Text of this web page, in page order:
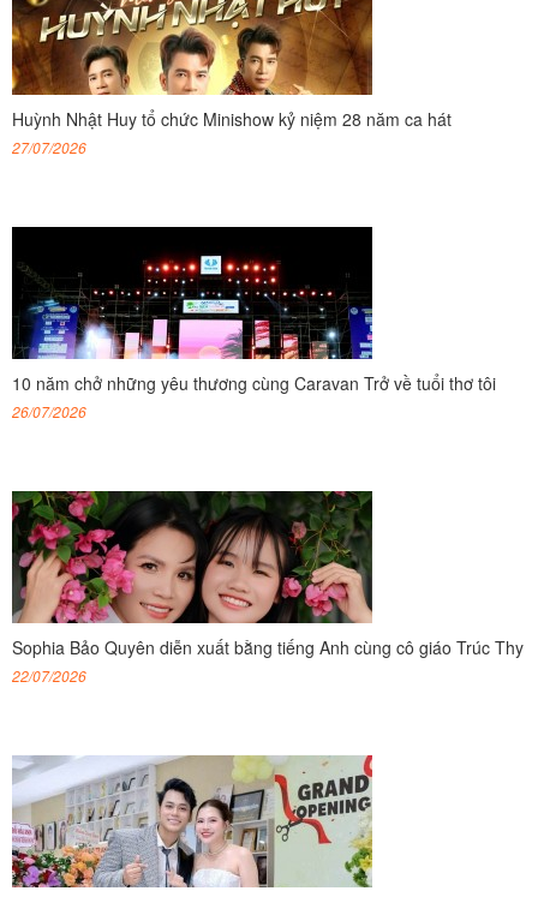
Huỳnh Nhật Huy tổ chức Minishow kỷ niệm 28 năm ca hát
27/07/2026
10 năm chở những yêu thương cùng Caravan Trở về tuổi thơ tôi
26/07/2026
Sophia Bảo Quyên diễn xuất bằng tiếng Anh cùng cô giáo Trúc Thy
22/07/2026